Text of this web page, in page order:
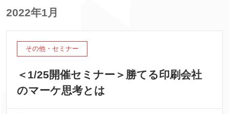
2022年1月
その他・セミナー
＜1/25開催セミナー＞勝てる印刷会社
のマーケ思考とは